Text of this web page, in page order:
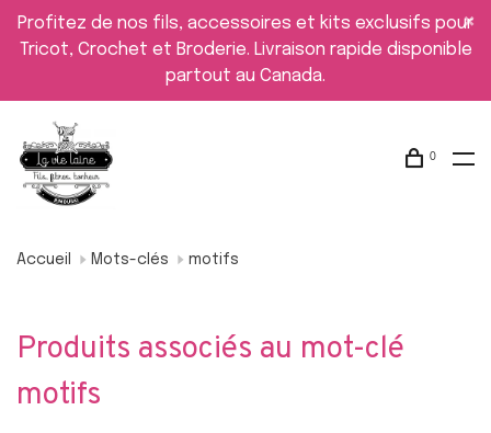
Profitez de nos fils, accessoires et kits exclusifs pour
Tricot, Crochet et Broderie. Livraison rapide disponible
partout au Canada.
0
Accueil Mots-clés motifs
Produits associés au mot-clé
motifs